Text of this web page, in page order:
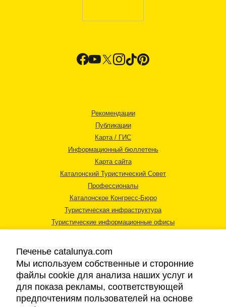
Рекомендации
Публикации
Карта / ГИС
Информационный бюллетень
Карта сайта
Каталонский Туристический Совет
Профессионалы
Каталонское Конгресс-Бюро
Туристическая инфраструктура
Туристические информационные офисы
Правовая информация
Печенье catalunya.com
Мы используем собственные и сторонние
файлы cookie для анализа наших услуг и
для показа рекламы, соответствующей
предпочтениям пользователей на основе